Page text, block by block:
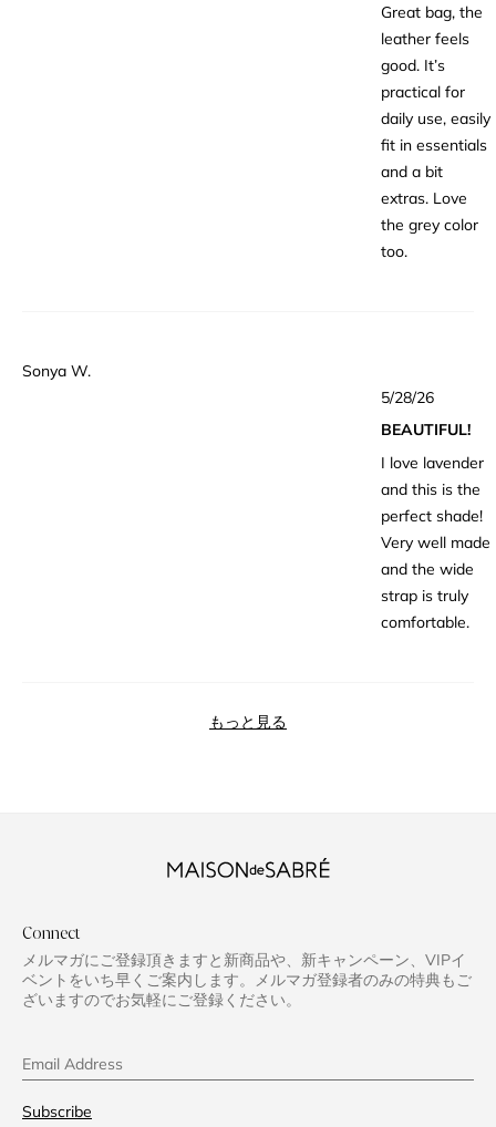
Great bag, the
leather feels
good. It’s
practical for
daily use, easily
fit in essentials
and a bit
extras. Love
the grey color
too.
Sonya W.
5
中
と
価
5/28/26
BEAUTIFUL!
I love lavender
and this is the
perfect shade!
Very well made
and the wide
strap is truly
comfortable.
もっと見る
Connect
メルマガにご登録頂きますと新商品や、新キャンペーン、VIPイ
ベントをいち早くご案内します。メルマガ登録者のみの特典もご
ざいますのでお気軽にご登録ください。
Email Address
Subscribe